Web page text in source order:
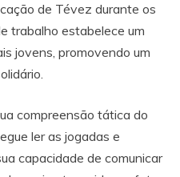
de Tévez durante os
trabalho estabelece um
jovens, promovendo um
compreensão tática do
ler as jogadas e
capacidade de comunicar